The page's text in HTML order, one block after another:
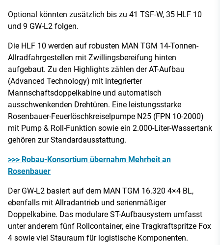
Optional könnten zusätzlich bis zu 41 TSF-W, 35 HLF 10
und 9 GW-L2 folgen.
Die HLF 10 werden auf robusten MAN TGM 14-Tonnen-
Allradfahrgestellen mit Zwillingsbereifung hinten
aufgebaut. Zu den Highlights zählen der AT-Aufbau
(Advanced Technology) mit integrierter
Mannschaftsdoppelkabine und automatisch
ausschwenkenden Drehtüren. Eine leistungsstarke
Rosenbauer-Feuerlöschkreiselpumpe N25 (FPN 10-2000)
mit Pump & Roll-Funktion sowie ein 2.000-Liter-Wassertank
gehören zur Standardausstattung.
>>> Robau-Konsortium übernahm Mehrheit an
Rosenbauer
Der GW-L2 basiert auf dem MAN TGM 16.320 4×4 BL,
ebenfalls mit Allradantrieb und serienmäßiger
Doppelkabine. Das modulare ST-Aufbausystem umfasst
unter anderem fünf Rollcontainer, eine Tragkraftspritze Fox
4 sowie viel Stauraum für logistische Komponenten.